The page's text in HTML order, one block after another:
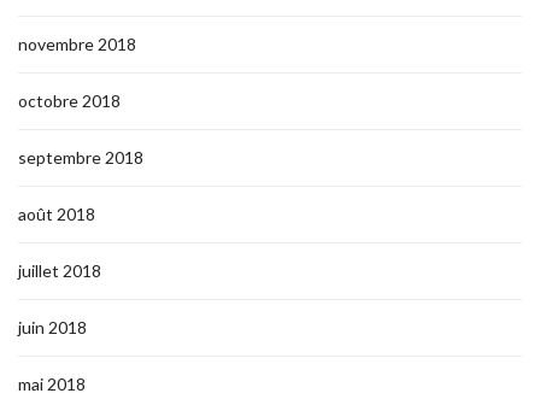
novembre 2018
octobre 2018
septembre 2018
août 2018
juillet 2018
juin 2018
mai 2018